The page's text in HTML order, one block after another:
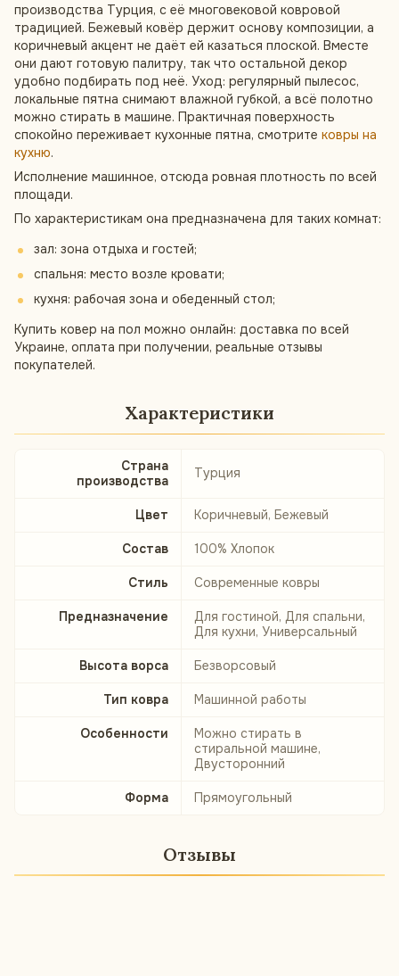
производства Турция, с её многовековой ковровой
традицией. Бежевый ковёр держит основу композиции, а
коричневый акцент не даёт ей казаться плоской. Вместе
они дают готовую палитру, так что остальной декор
удобно подбирать под неё. Уход: регулярный пылесос,
локальные пятна снимают влажной губкой, а всё полотно
можно стирать в машине. Практичная поверхность
спокойно переживает кухонные пятна, смотрите ковры на
кухню.
Исполнение машинное, отсюда ровная плотность по всей
площади.
По характеристикам она предназначена для таких комнат:
зал: зона отдыха и гостей;
спальня: место возле кровати;
кухня: рабочая зона и обеденный стол;
Купить ковер на пол можно онлайн: доставка по всей
Украине, оплата при получении, реальные отзывы
покупателей.
Характеристики
Страна
производства
Турция
Цвет Коричневый, Бежевый
Состав 100% Хлопок
Стиль Современные ковры
Предназначение
Для гостиной, Для спальни,
Для кухни, Универсальный
Высота ворса Безворсовый
Тип ковра Машинной работы
Особенности
Можно стирать в
стиральной машине,
Двусторонний
Форма Прямоугольный
Отзывы